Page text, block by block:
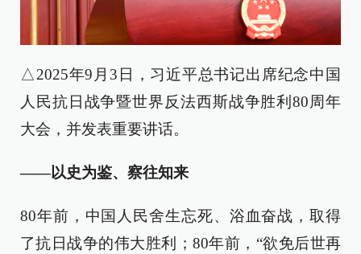
△2025年9月3日，习近平总书记出席纪念中国
人民抗日战争暨世界反法西斯战争胜利80周年
大会，并发表重要讲话。
——以史为鉴、察往知来
80年前，中国人民舍生忘死、浴血奋战，取得
了抗日战争的伟大胜利；80年前，“欲免后世再